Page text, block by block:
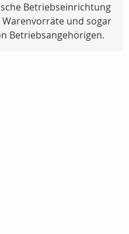
Betriebseinrichtung
und sogar
Betriebsangehörigen.